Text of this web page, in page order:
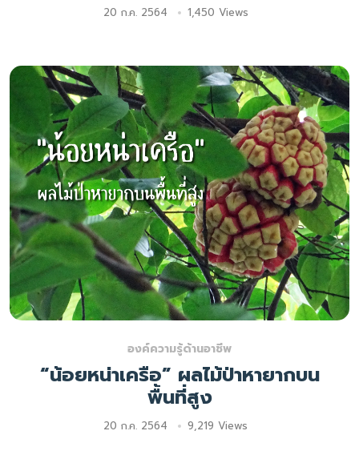
20 ก.ค. 2564 1,450 Views
องค์ความรู้ด้านอาชีพ
“น้อยหน่าเครือ” ผลไม้ป่าหายากบน
พื้นที่สูง
20 ก.ค. 2564 9,219 Views